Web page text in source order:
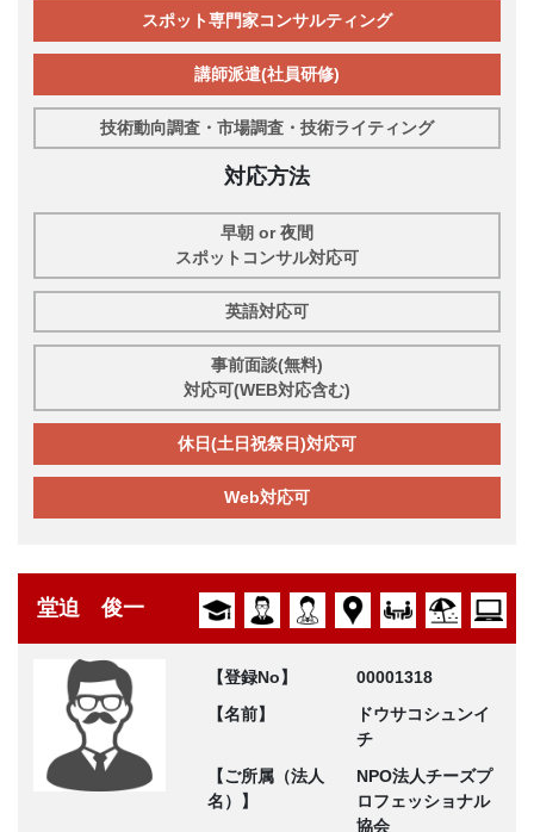
スポット専門家コンサルティング
講師派遣(社員研修)
技術動向調査・市場調査・技術ライティング
対応方法
早朝 or 夜間
スポットコンサル対応可
英語対応可
事前面談(無料)
対応可(WEB対応含む)
休日(土日祝祭日)対応可
Web対応可
堂迫 俊一
【登録No】
00001318
【名前】
ドウサコシュンイ
チ
【ご所属（法人
名）】
NPO法人チーズプ
ロフェッショナル
協会